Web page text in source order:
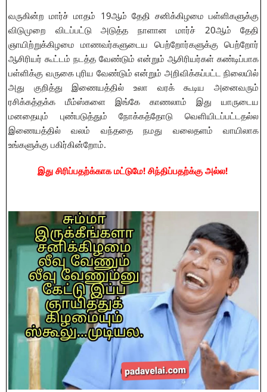
வருகின்ற மார்ச் மாதம் 19ஆம் தேதி சனிக்கிழமை பள்ளிகளுக்கு
விடுமுறை விடப்பட்டு அடுத்த நாளான மார்ச் 20ஆம் தேதி
ஞாயிற்றுக்கிழமை மாணவர்களுடைய பெற்றோர்களுக்கு பெற்றோர்
ஆசிரியர் கூட்டம் நடத்த வேண்டும் என்றும் ஆசிரியர்கள் கண்டிப்பாக
பள்ளிக்கு வருகை புரிய வேண்டும் என்றும் அறிவிக்கப்பட்ட நிலையில்
அது குறித்து இணையத்தில் உலா வரக் கூடிய அனைவரும்
ரசிக்கத்தக்க மீம்ஸ்களை இங்கே காணலாம் இது யாருடைய
மனதையும் புண்படுத்தும் நோக்கத்தோடு வெளியிடப்பட்டதல்ல
இணையத்தில் வலம் வந்ததை நமது வலைதளம் வாயிலாக
உங்களுக்கு பகிர்கின்றோம்.
இது சிரிப்பதற்க்காக மட்டுமே! சிந்திப்பதற்க்கு அல்ல!